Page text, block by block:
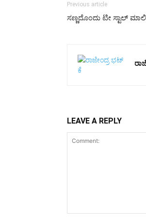
Previous article
ಸಣ್ಣದೊಂದು ಟೀ ಸ್ಟಾಲ್
LEAVE A REPLY